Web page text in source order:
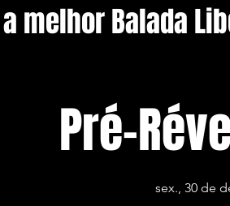
melhor Balada
Pré-
sex., 30 de